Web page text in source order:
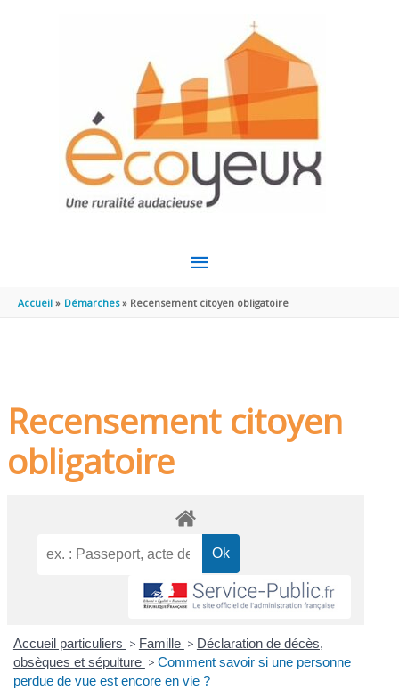
MENU
PRINCIPAL
Accueil Démarches Recensement citoyen obligatoire
Recensement citoyen
obligatoire
Accueil particuliers > Famille > Déclaration de décès,
obsèques et sépulture > Comment savoir si une personne
perdue de vue est encore en vie ?